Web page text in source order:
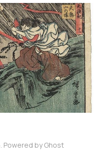
Powered byGhost